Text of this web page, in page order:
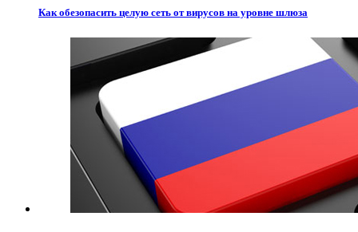
Как обезопасить целую сеть от вирусов на уровне шлюза